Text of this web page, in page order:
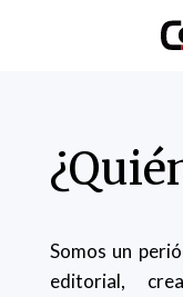
Somos un
editorial,